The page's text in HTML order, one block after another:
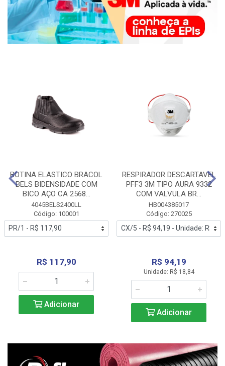
BOTINA ELASTICO BRACOL
BELS BIDENSIDADE COM
BICO AÇO CA 2568...
4045BELS2400LL
Código: 100001
R$ 117,90
Adicionar
RESPIRADOR DESCARTAVEL
PFF3 3M TIPO AURA 9332
COM VALVULA BR...
HB004385017
Código: 270025
R$ 94,19
Unidade: R$ 18,84
Adicionar